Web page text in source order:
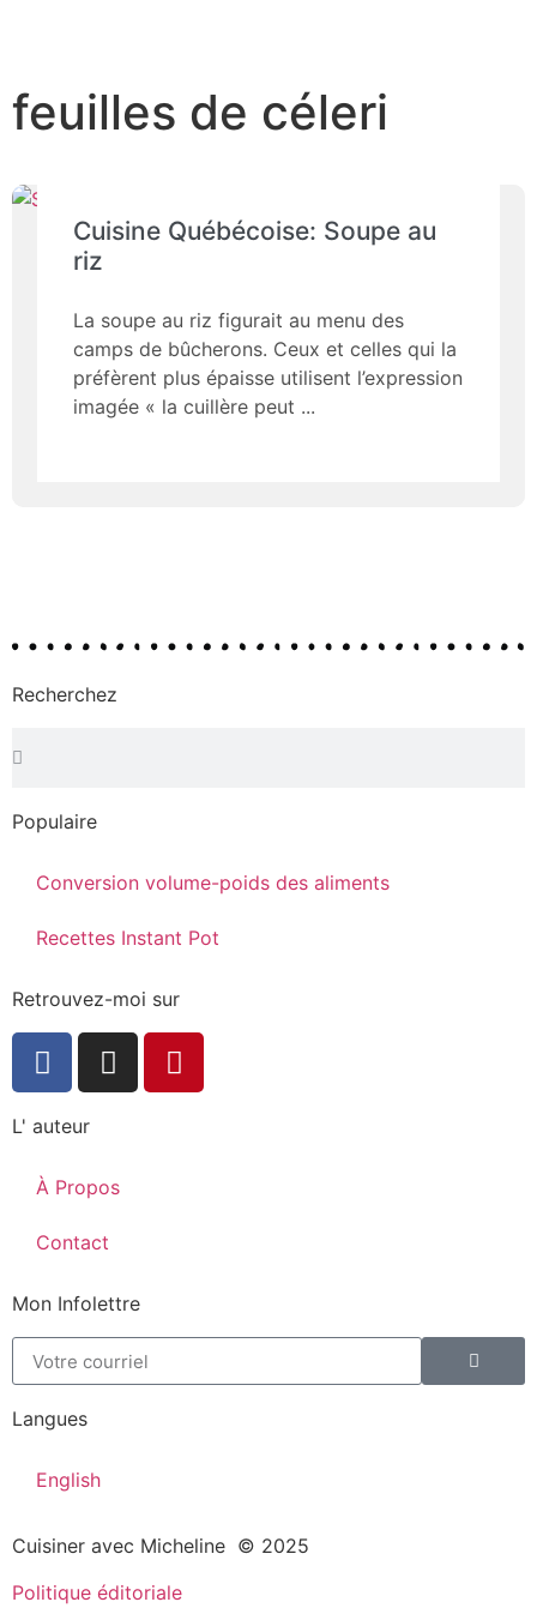
feuilles de céleri
Cuisine Québécoise: Soupe au
riz
La soupe au riz figurait au menu des
camps de bûcherons. Ceux et celles qui la
préfèrent plus épaisse utilisent l’expression
imagée « la cuillère peut
Recherchez
Populaire
Conversion volume-poids des aliments
Recettes Instant Pot
Retrouvez-moi sur
L' auteur
À Propos
Contact
Mon Infolettre
Langues
English
Cuisiner avec Micheline © 2025
Politique éditoriale